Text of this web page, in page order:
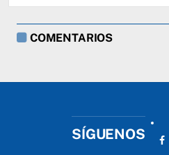
COMENTARIOS
SÍGUENOS